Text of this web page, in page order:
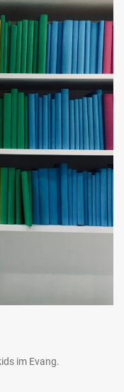
im Evang.